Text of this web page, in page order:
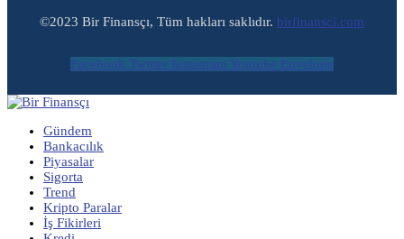
©2023 Bir Finansçı, Tüm hakları saklıdır. birfinansci.com
Facebook Twitter Instagram Youtube Envelope
Gündem
Bankacılık
Piyasalar
Sigorta
Trend
Kripto Paralar
İş Fikirleri